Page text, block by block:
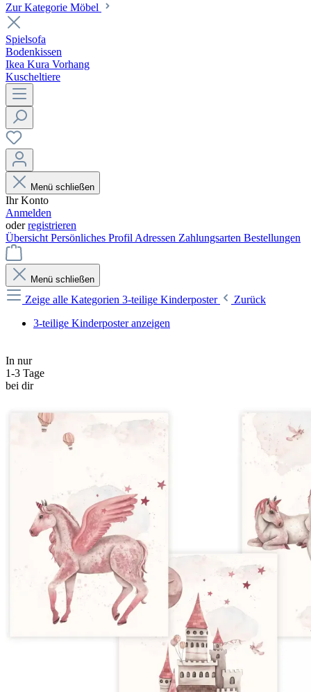
Zur Kategorie Möbel
Spielsofa
Bodenkissen
Ikea Kura Vorhang
Kuscheltiere
Menü schließen
Ihr Konto
Anmelden
oderregistrieren
Übersicht Persönliches Profil Adressen Zahlungsarten Bestellungen
Menü schließen
Zeige alle Kategorien 3-teilige Kinderposter
Zurück
3-teilige Kinderposter anzeigen
In nur
1-3 Tage
bei dir